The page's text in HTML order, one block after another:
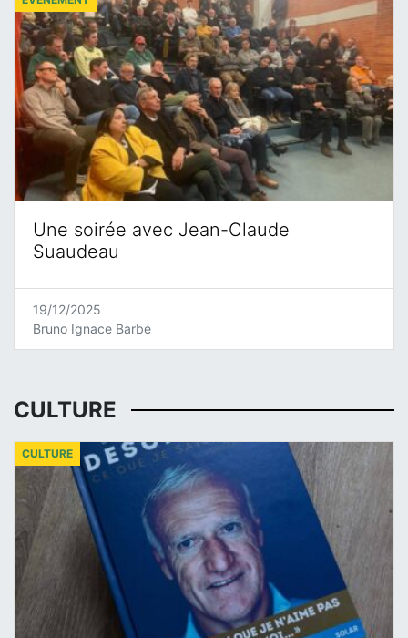
Une soirée avec Jean-Claude
Suaudeau
19/12/2025
Bruno Ignace Barbé
CULTURE
CULTURE